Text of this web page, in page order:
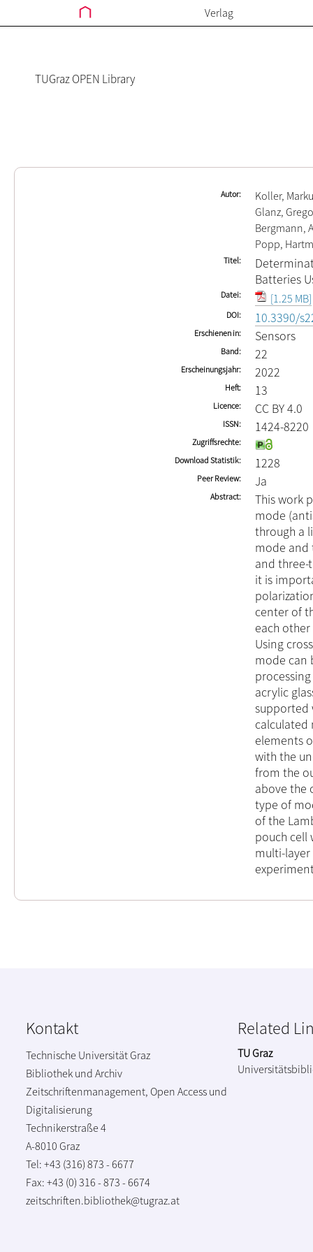
Verlag
TUGraz OPEN Library
Autor
Koller,
Glanz,
Bergmann,
Popp,
Titel
Batteries
Datei [1.25 MB]
DOI 10.3390/
Erschienen in Sensors
Band 22
Erscheinungsjahr 2022
Heft 13
Licence CC BY 4.0
ISSN 1424-8220
Zugriffsrechte
Download Statistik
1228
Peer Review Ja
Abstract
This work
mode
through a
mode and
and three-
it is
center of
each
Using
mode can
acrylic
supported
calculated
elements
with the
from the
above the
type of
of the
pouch cell
multi-
Kontakt
Technische Universität Graz
Bibliothek und Archiv
Zeitschriftenmanagement, Open Access und
Digitalisierung
Technikerstraße 4
A-8010 Graz
Tel: +43 (316) 873 - 6677
Fax: +43 (0) 316 - 873 - 6674
zeitschriften.bibliothek@tugraz.at
Related
TU Graz